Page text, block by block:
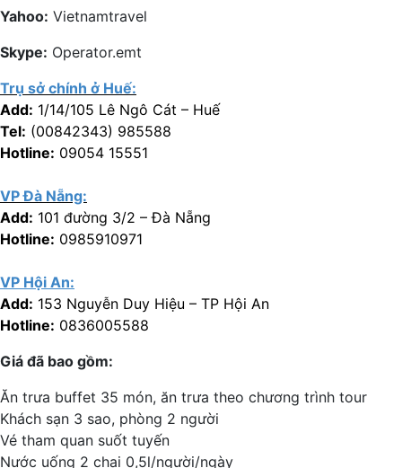
Yahoo: Vietnamtravel
Skype: Operator.emt
Trụ sở chính ở Huế:
Add: 1/14/105 Lê Ngô Cát – Huế
Tel: (00842343) 985588
Hotline: 09054 15551
VP Đà Nẵng:
Add: 101 đường 3/2 – Đà Nẵng
Hotline: 0985910971
VP Hội An:
Add: 153 Nguyễn Duy Hiệu – TP Hội An
Hotline: 0836005588
Giá đã bao gồm:
Ăn trưa buffet 35 món, ăn trưa theo chương trình tour
Khách sạn 3 sao, phòng 2 người
Vé tham quan suốt tuyến
Nước uống 2 chai 0,5l/người/ngày